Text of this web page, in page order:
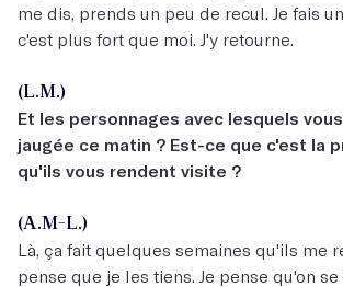
me dis, prends un peu de recul. Je fais
c'est plus fort que moi. J'y retourne.
(L.M.)
Et les personnages avec lesquels
jaugée ce matin ? Est-ce que c'est la
qu'ils vous rendent visite ?
(A.M-L.)
Là, ça fait quelques semaines qu'ils me
pense que je les tiens. Je pense qu'on